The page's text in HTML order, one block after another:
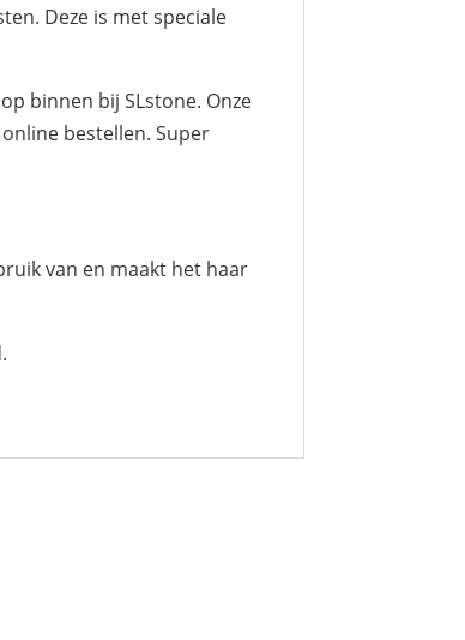
Deze is met speciale
binnen bij SLstone. Onze
bestellen. Super
van en maakt het haar